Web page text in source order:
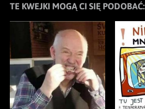
TE KWEJKI MOGĄ CI SIĘ PODOBAĆ: